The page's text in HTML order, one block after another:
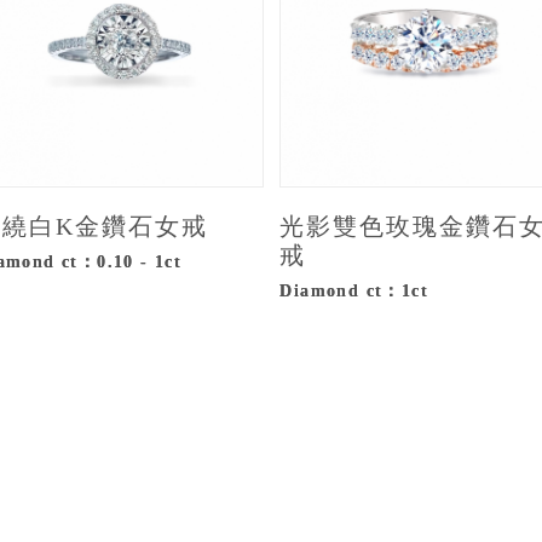
白K金鑽石女戒
ct：0.10 - 1ct
光影雙色玫瑰金鑽石
戒
Diamond ct：1ct